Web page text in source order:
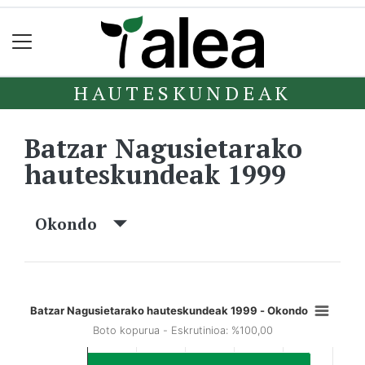
HAUTESKUNDEAK
Batzar Nagusietarako
hauteskundeak 1999
Okondo
Batzar Nagusietarako hauteskundeak 1999 - Okondo
Boto kopurua - Eskrutinioa: %100,00